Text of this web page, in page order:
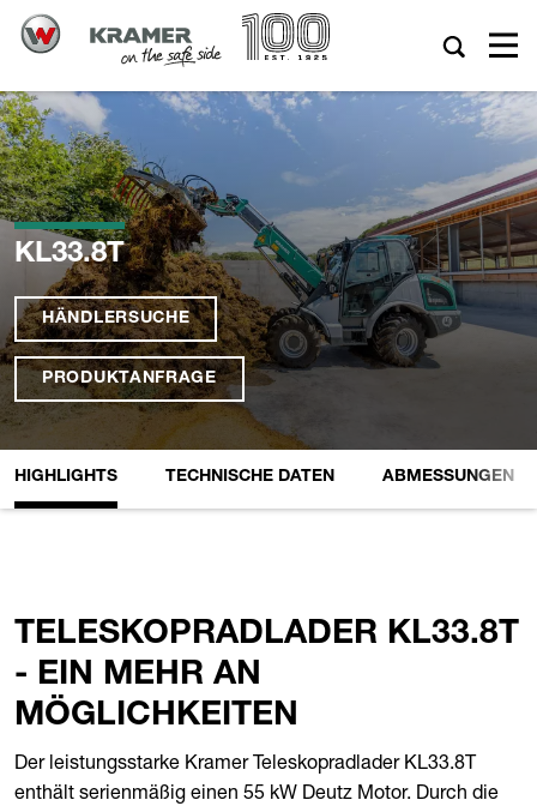
KL33.8T
HÄNDLERSUCHE
PRODUKTANFRAGE
HIGHLIGHTS TECHNISCHE DATEN ABMESSUNGEN
TELESKOPRADLADER KL33.8T
- EIN MEHR AN
MÖGLICHKEITEN
Der leistungsstarke Kramer Teleskopradlader KL33.8T
enthält serienmäßig einen 55 kW Deutz Motor. Durch die